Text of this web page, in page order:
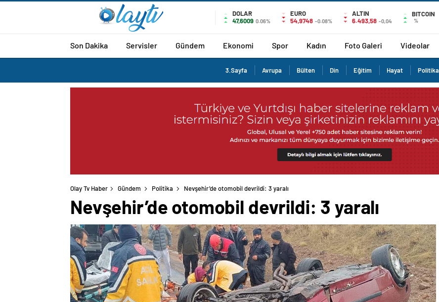
DOLAR
47,6009 0.06%
EURO
54,9748 -0.08%
ALTIN
6.493,58 -0,04
BITCOIN
%
Son Dakika Servisler Gündem Ekonomi Spor Kadın Foto Galeri Videolar
3.Sayfa Avrupa Bülten Din Eğitim Hayat Politika
Olay Tv Haber Gündem Politika Nevşehir’de otomobil devrildi: 3 yaralı
Nevşehir’de otomobil devrildi: 3 yaralı